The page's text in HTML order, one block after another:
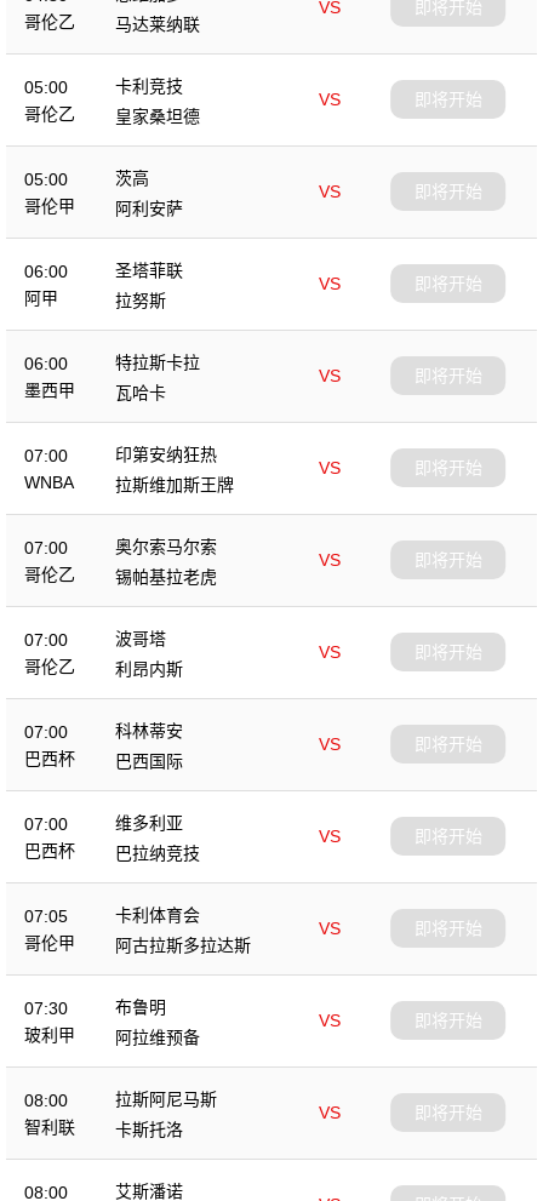
哥伦乙
VS
马达莱纳联
即将开始
05:00
哥伦乙
卡利竞技
VS
皇家桑坦德
即将开始
05:00
哥伦甲
茨高
VS
阿利安萨
即将开始
06:00
阿甲
圣塔菲联
VS
拉努斯
即将开始
06:00
墨西甲
特拉斯卡拉
VS
瓦哈卡
即将开始
07:00
WNBA
印第安纳狂热
VS
拉斯维加斯王牌
即将开始
07:00
哥伦乙
奥尔索马尔索
VS
锡帕基拉老虎
即将开始
07:00
哥伦乙
波哥塔
VS
利昂内斯
即将开始
07:00
巴西杯
科林蒂安
VS
巴西国际
即将开始
07:00
巴西杯
维多利亚
VS
巴拉纳竞技
即将开始
07:05
哥伦甲
卡利体育会
VS
阿古拉斯多拉达斯
即将开始
07:30
玻利甲
布鲁明
VS
阿拉维预备
即将开始
08:00
智利联
拉斯阿尼马斯
VS
卡斯托洛
即将开始
08:00 艾斯潘诺